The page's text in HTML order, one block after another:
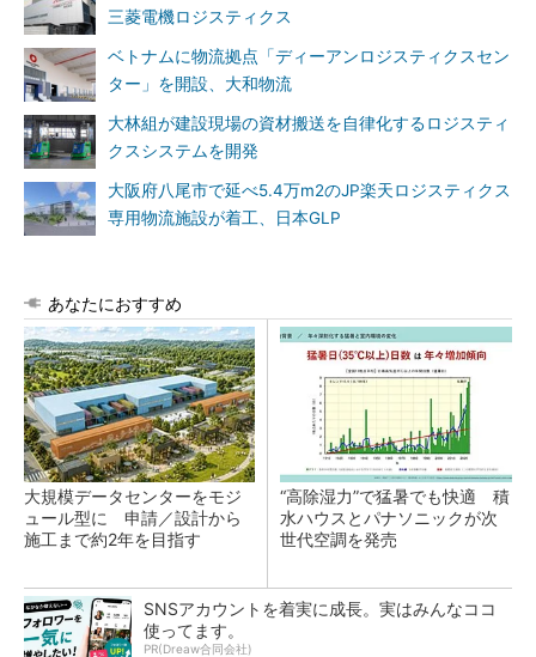
三菱電機ロジスティクス
ベトナムに物流拠点「ディーアンロジスティクスセン
ター」を開設、大和物流
大林組が建設現場の資材搬送を自律化するロジスティ
クスシステムを開発
大阪府八尾市で延べ5.4万m2のJP楽天ロジスティクス
専用物流施設が着工、日本GLP
あなたにおすすめ
大規模データセンターをモジ
ュール型に 申請／設計から
施工まで約2年を目指す
“高除湿力”で猛暑でも快適 積
水ハウスとパナソニックが次
世代空調を発売
SNSアカウントを着実に成長。実はみんなココ
使ってます。
PR(Dreaw合同会社)